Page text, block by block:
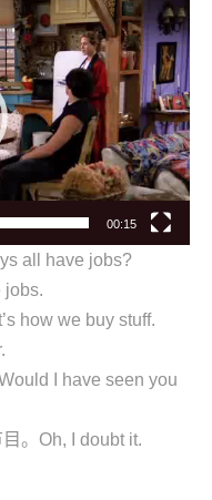
00:15
all have jobs?
jobs.
how we buy stuff.
I have seen you
。Oh, I doubt it.